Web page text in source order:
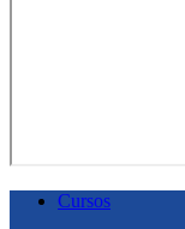
Cursos